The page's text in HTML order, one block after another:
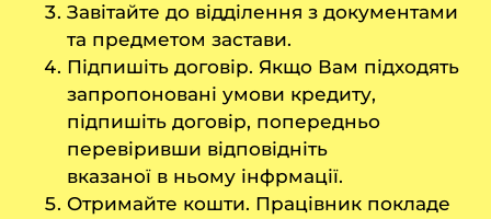
Завітайте до відділення з документами
та предметом застави.
Підпишіть договір. Якщо Вам підходять
запропоновані умови кредиту,
підпишіть договір, попередньо
перевіривши відповідніть
вказаної в ньому інфрмації.
Отримайте кошти. Працівник покладе